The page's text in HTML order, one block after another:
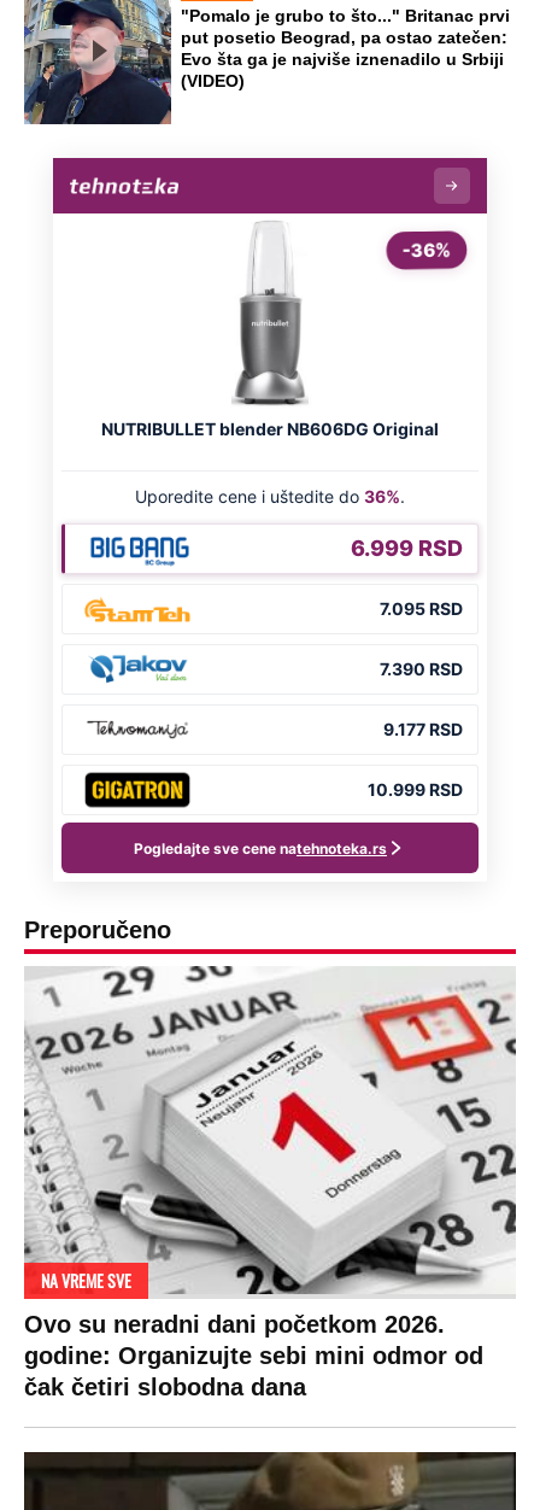
"Pomalo je grubo to što..." Britanac prvi
put posetio Beograd, pa ostao zatečen:
Evo šta ga je najviše iznenadilo u Srbiji
(VIDEO)
Preporučeno
NA VREME SVE
Ovo su neradni dani početkom 2026.
godine: Organizujte sebi mini odmor od
čak četiri slobodna dana